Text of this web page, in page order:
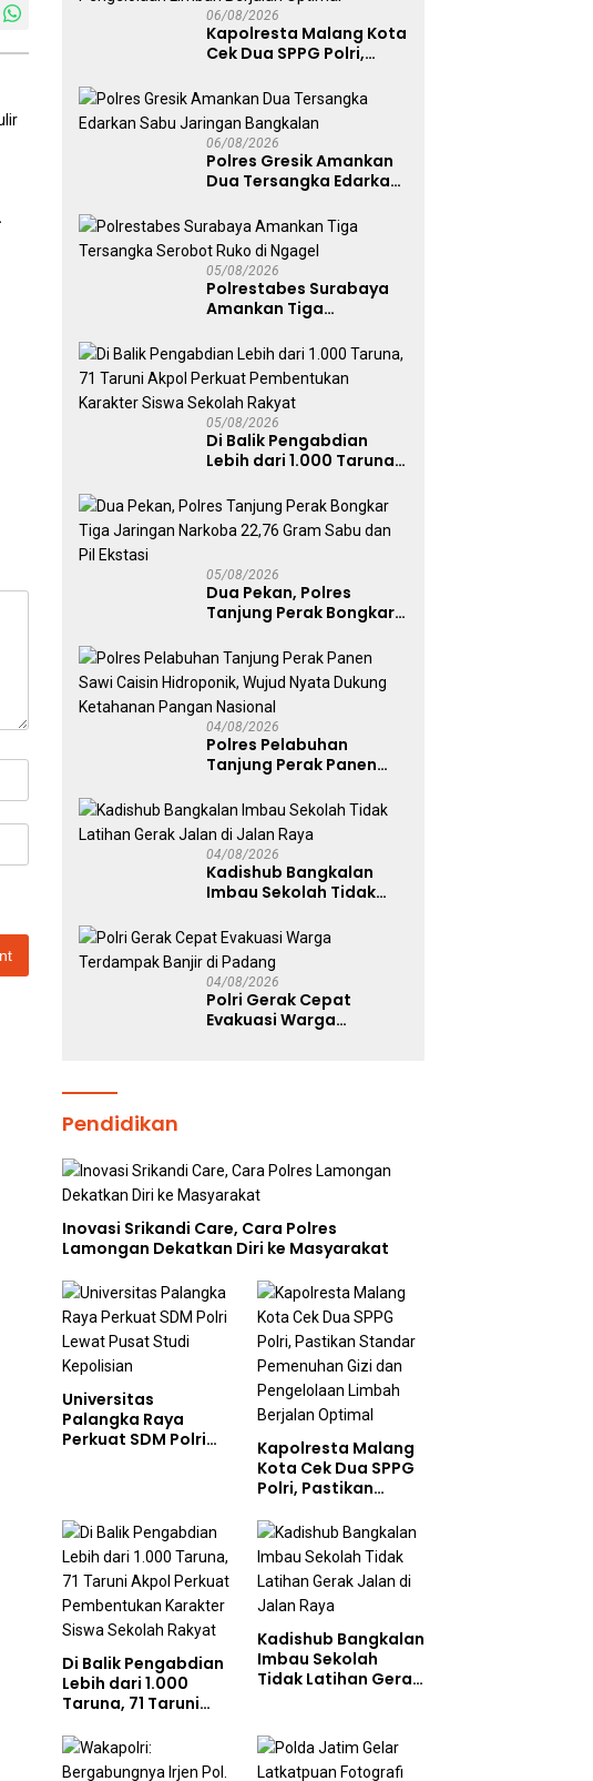
06/08/2026
Kapolresta Malang Kota
Cek Dua SPPG Polri,
Pemenuhan Gizi dan
Pengelolaan Limbah
Berjalan Optimal
06/08/2026
Polres Gresik Amankan
Dua Tersangka Edarkan
Bangkalan
05/08/2026
Polrestabes Surabaya
Amankan Tiga
Ruko di Ngagel
05/08/2026
Di Balik Pengabdian
Lebih dari 1.000 Taruna,
Pembentukan Karakter
Siswa Sekolah Rakyat
05/08/2026
Dua Pekan, Polres
Tanjung Perak Bongkar
22,76 Gram Sabu dan Pil
Ekstasi
04/08/2026
Polres Pelabuhan
Tanjung Perak Panen
Wujud Nyata Dukung
Ketahanan Pangan
Nasional
04/08/2026
Kadishub Bangkalan
Imbau Sekolah Tidak
Jalan Raya
04/08/2026
Polri Gerak Cepat
Evakuasi Warga
Pendidikan
Inovasi Srikandi Care, Cara Polres
Lamongan Dekatkan Diri ke Masyarakat
Universitas
Palangka Raya
Perkuat SDM Polri
Kapolresta Malang
Kota Cek Dua SPPG
Polri, Pastikan
Gizi dan
Pengelolaan Limbah
Berjalan Optimal
Di Balik Pengabdian
Lebih dari 1.000
Taruna, 71 Taruni
Pembentukan
Karakter Siswa
Kadishub Bangkalan
Imbau Sekolah
Tidak Latihan Gerak